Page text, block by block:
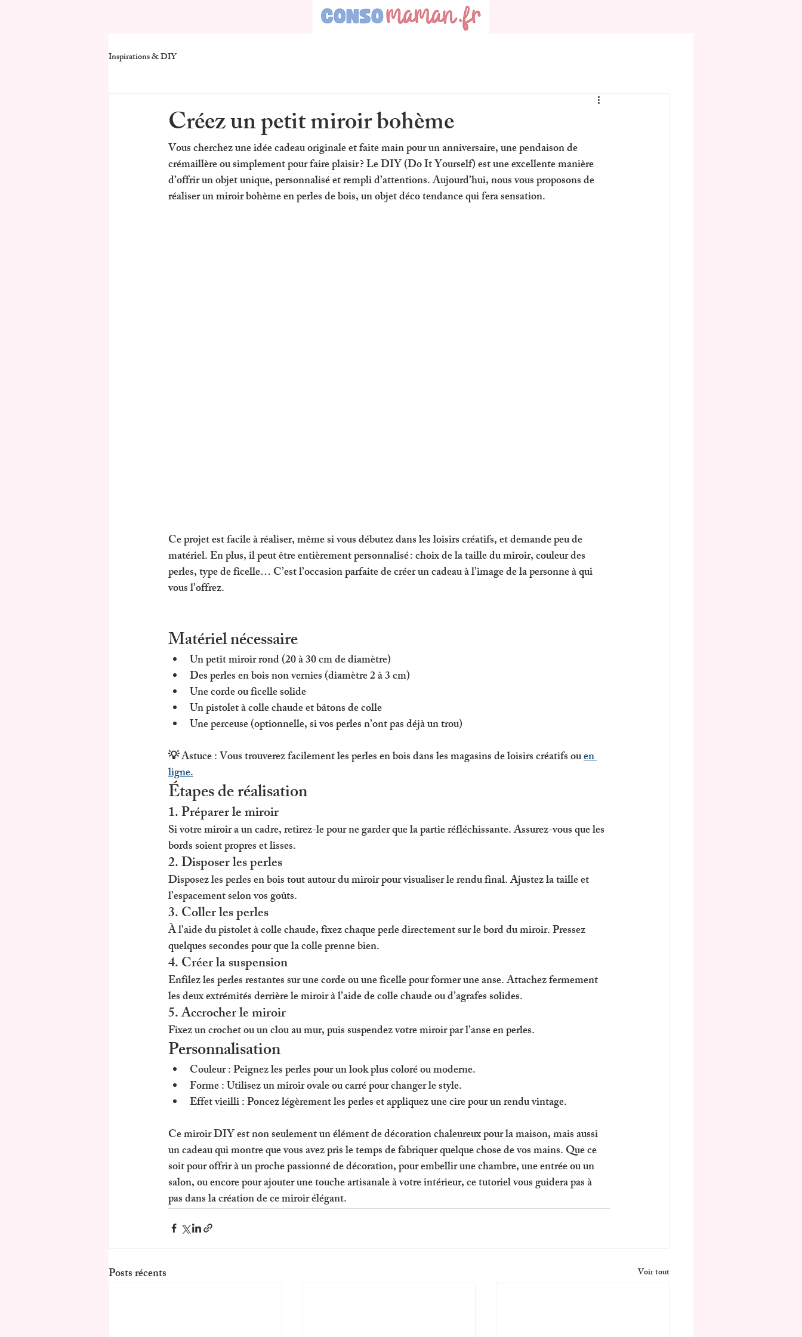
Inspirations & DIY
Créez un petit miroir bohème
Vous cherchez une idée cadeau originale et faite main pour un anniversaire, une pendaison de
crémaillère ou simplement pour faire plaisir ? Le DIY (Do It Yourself) est une excellente manière
d’offrir un objet unique, personnalisé et rempli d’attentions. Aujourd’hui, nous vous proposons de
réaliser un miroir bohème en perles de bois, un objet déco tendance qui fera sensation.
Ce projet est facile à réaliser, même si vous débutez dans les loisirs créatifs, et demande peu de
matériel. En plus, il peut être entièrement personnalisé : choix de la taille du miroir, couleur des
perles, type de ficelle… C’est l’occasion parfaite de créer un cadeau à l’image de la personne à qui
vous l’offrez.
Matériel nécessaire
Un petit miroir rond (20 à 30 cm de diamètre)
Des perles en bois non vernies (diamètre 2 à 3 cm)
Une corde ou ficelle solide
Un pistolet à colle chaude et bâtons de colle
Une perceuse (optionnelle, si vos perles n’ont pas déjà un trou)
💡 Astuce : Vous trouverez facilement les perles en bois dans les magasins de loisirs créatifs ou en
ligne.
Étapes de réalisation
1. Préparer le miroir
Si votre miroir a un cadre, retirez-le pour ne garder que la partie réfléchissante. Assurez-vous que les
bords soient propres et lisses.
2. Disposer les perles
Disposez les perles en bois tout autour du miroir pour visualiser le rendu final. Ajustez la taille et
l’espacement selon vos goûts.
3. Coller les perles
À l’aide du pistolet à colle chaude, fixez chaque perle directement sur le bord du miroir. Pressez
quelques secondes pour que la colle prenne bien.
4. Créer la suspension
Enfilez les perles restantes sur une corde ou une ficelle pour former une anse. Attachez fermement
les deux extrémités derrière le miroir à l’aide de colle chaude ou d’agrafes solides.
5. Accrocher le miroir
Fixez un crochet ou un clou au mur, puis suspendez votre miroir par l’anse en perles.
Personnalisation
Couleur : Peignez les perles pour un look plus coloré ou moderne.
Forme : Utilisez un miroir ovale ou carré pour changer le style.
Effet vieilli : Poncez légèrement les perles et appliquez une cire pour un rendu vintage.
Ce miroir DIY est non seulement un élément de décoration chaleureux pour la maison, mais aussi
un cadeau qui montre que vous avez pris le temps de fabriquer quelque chose de vos mains. Que ce
soit pour offrir à un proche passionné de décoration, pour embellir une chambre, une entrée ou un
salon, ou encore pour ajouter une touche artisanale à votre intérieur, ce tutoriel vous guidera pas à
pas dans la création de ce miroir élégant.
Posts récents Voir tout